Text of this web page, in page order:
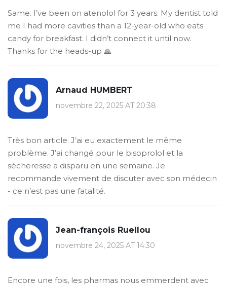
Same. I’ve been on atenolol for 3 years. My dentist told
me I had more cavities than a 12-year-old who eats
candy for breakfast. I didn’t connect it until now.
Thanks for the heads-up 🙏
Arnaud HUMBERT
novembre 22, 2025 AT 20:38
Très bon article. J’ai eu exactement le même
problème. J’ai changé pour le bisoprolol et la
sécheresse a disparu en une semaine. Je
recommande vivement de discuter avec son médecin
- ce n’est pas une fatalité.
Jean-françois Ruellou
novembre 24, 2025 AT 14:30
Encore une fois, les pharmas nous emmerdent avec